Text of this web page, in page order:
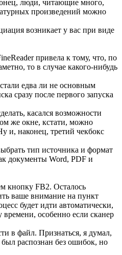
люди, читающие много,
произведений можно
возникает у вас при виде
привела к тому, что, по
то в случае какого-нибудь
едва ли не основным
сразу после первого запуска
касался возможности
же окне, кстати, можно
и, наконец, третий чекбокс
тип источника и формат
документы Word, PDF и
кнопку FB2. Осталось
ваше внимание на пункт
будет идти автоматически,
времени, особенно если сканер
в файл. Признаться, я думал,
был распознан без ошибок, но